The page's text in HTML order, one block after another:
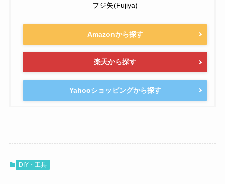
フジ矢(Fujiya)
Amazonから探す
楽天から探す
Yahooショッピングから探す
DIY・工具